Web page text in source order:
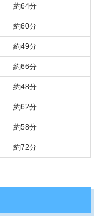
約64分
約60分
約49分
約66分
約48分
約62分
約58分
約72分